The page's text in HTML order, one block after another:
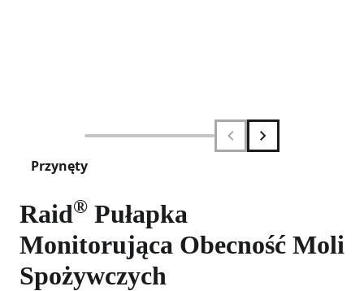
Przynęty
Raid® Pułapka
Monitorująca Obecność Moli
Spożywczych